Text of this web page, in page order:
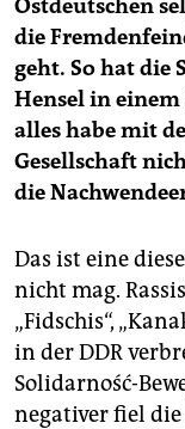
Ostdeutschen
die
geht. So hat
Hensel in
alles habe mit
Gesellschaft
die
Das ist eine
nicht mag.
„Fidschis“,
in der DDR
Solidarność-
negativer fiel